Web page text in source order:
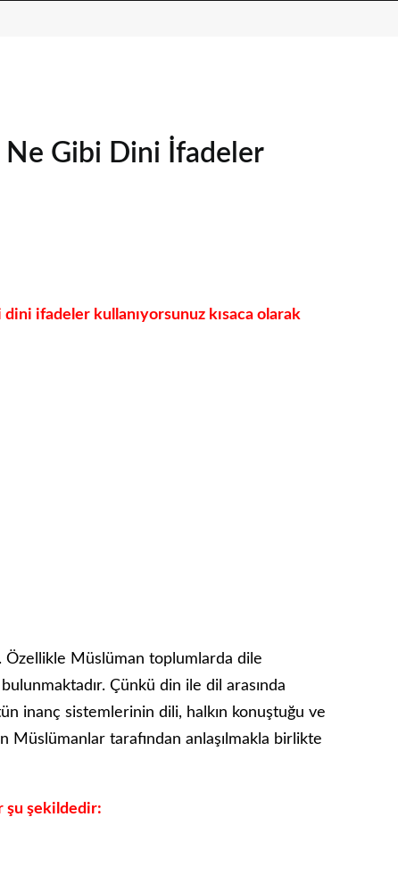
Ne Gibi Dini İfadeler
dini ifadeler kullanıyorsunuz kısaca olarak
Özellikle Müslüman toplumlarda dile
Çünkü din ile dil arasında
inanç sistemlerinin dili, halkın konuştuğu ve
Müslümanlar tarafından anlaşılmakla birlikte
şu şekildedir: